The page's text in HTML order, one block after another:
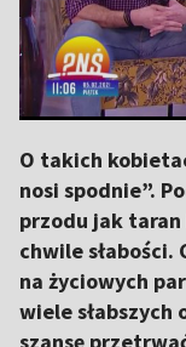
O takich
nosi spodnie”.
przodu jak
chwile słabości.
na życiowych
wiele słabszych